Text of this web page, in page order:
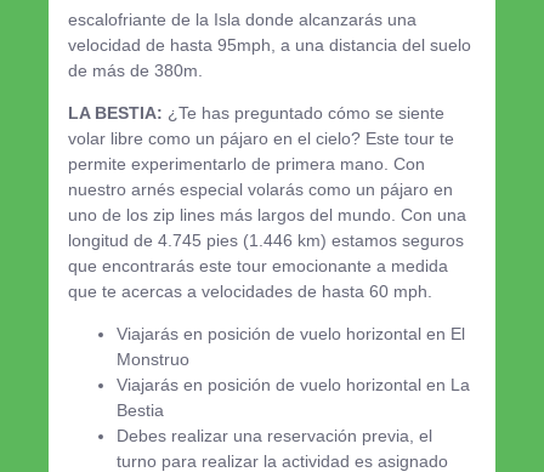
escalofriante de la Isla donde alcanzarás una
velocidad de hasta 95mph, a una distancia del suelo
de más de 380m.
LA BESTIA: ¿Te has preguntado cómo se siente
volar libre como un pájaro en el cielo? Este tour te
permite experimentarlo de primera mano. Con
nuestro arnés especial volarás como un pájaro en
uno de los zip lines más largos del mundo. Con una
longitud de 4.745 pies (1.446 km) estamos seguros
que encontrarás este tour emocionante a medida
que te acercas a velocidades de hasta 60 mph.
Viajarás en posición de vuelo horizontal en El
Monstruo
Viajarás en posición de vuelo horizontal en La
Bestia
Debes realizar una reservación previa, el
turno para realizar la actividad es asignado